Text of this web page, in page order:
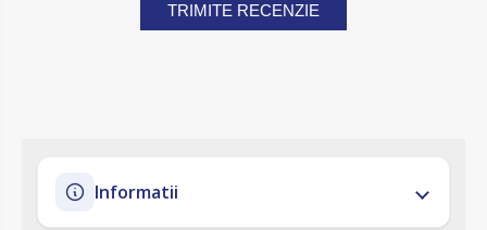
TRIMITE RECENZIE
Informatii